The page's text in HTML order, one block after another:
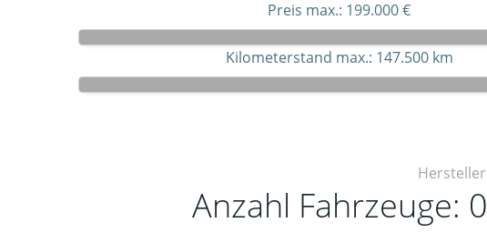
Preis max.: 199.000 €
Kilometerstand max.: 147.500 km
Hersteller
Anzahl Fahrzeuge: 0